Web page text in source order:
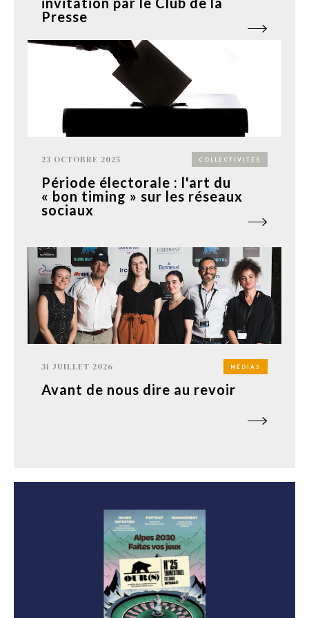
Presse
23 OCTOBRE 2025 COLLECTIVITÉS
Période électorale : l'art du
« bon timing » sur les réseaux
sociaux
31 JUILLET 2026 MÉDIAS
Avant de nous dire au revoir